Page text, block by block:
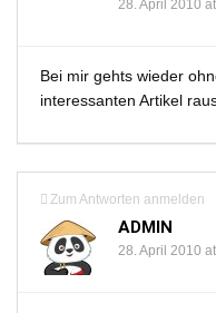
28. April 2010
Bei mir gehts wieder
interessanten Artikel
Zum Antworten anmelden
ADMIN
28. April 2010